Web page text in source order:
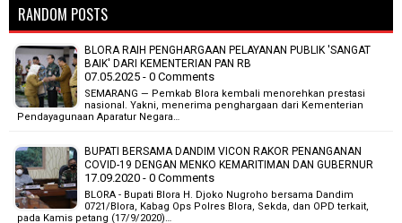
RANDOM POSTS
BLORA RAIH PENGHARGAAN PELAYANAN PUBLIK 'SANGAT
BAIK' DARI KEMENTERIAN PAN RB
07.05.2025 - 0 Comments
SEMARANG — Pemkab Blora kembali menorehkan prestasi
nasional. Yakni, menerima penghargaan dari Kementerian
Pendayagunaan Aparatur Negara…
BUPATI BERSAMA DANDIM VICON RAKOR PENANGANAN
COVID-19 DENGAN MENKO KEMARITIMAN DAN GUBERNUR
17.09.2020 - 0 Comments
BLORA - Bupati Blora H. Djoko Nugroho bersama Dandim
0721/Blora, Kabag Ops Polres Blora, Sekda, dan OPD terkait,
pada Kamis petang (17/9/2020)…